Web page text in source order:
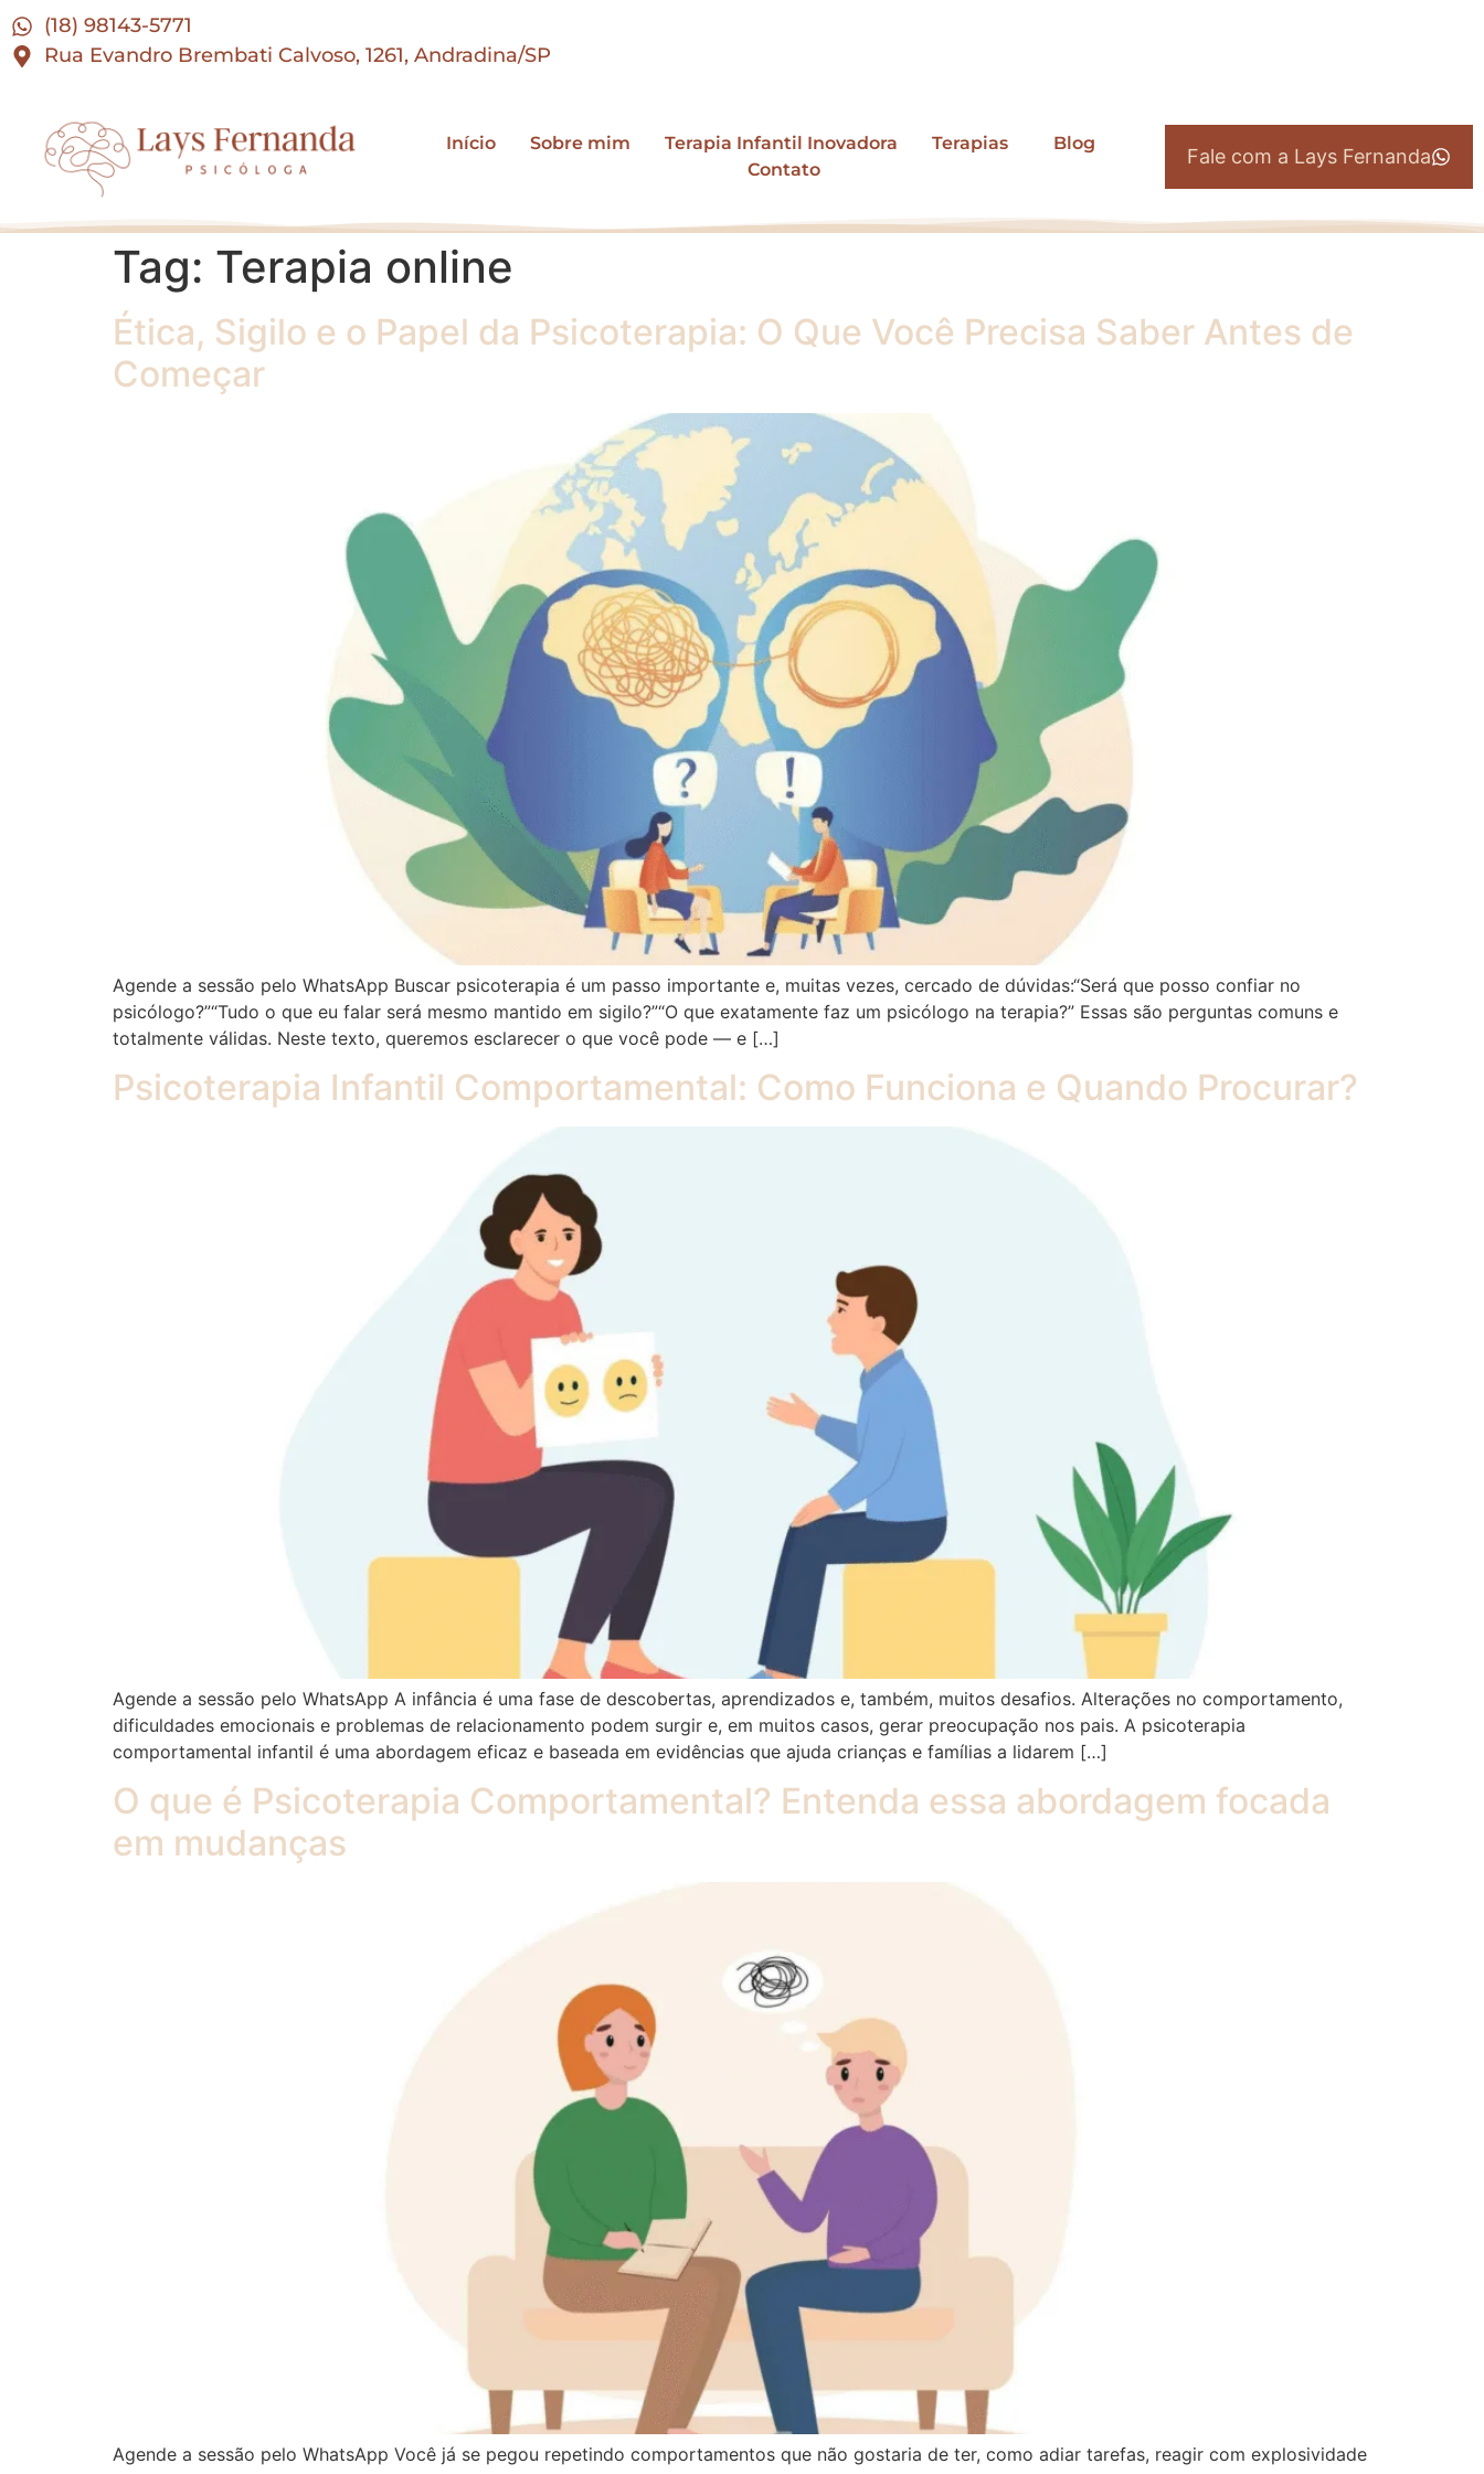
(18) 98143-5771
Rua Evandro Brembati Calvoso, 1261, Andradina/SP
Início Sobre mim Terapia Infantil Inovadora Terapias
Blog
Contato
Fale com a Lays Fernanda
Tag: Terapia online
Ética, Sigilo e o Papel da Psicoterapia: O Que Você Precisa Saber Antes de
Começar
Agende a sessão pelo WhatsApp Buscar psicoterapia é um passo importante e, muitas vezes, cercado de dúvidas:“Será que posso confiar no
psicólogo?”“Tudo o que eu falar será mesmo mantido em sigilo?”“O que exatamente faz um psicólogo na terapia?” Essas são perguntas comuns e
totalmente válidas. Neste texto, queremos esclarecer o que você pode — e […]
Psicoterapia Infantil Comportamental: Como Funciona e Quando Procurar?
Agende a sessão pelo WhatsApp A infância é uma fase de descobertas, aprendizados e, também, muitos desafios. Alterações no comportamento,
dificuldades emocionais e problemas de relacionamento podem surgir e, em muitos casos, gerar preocupação nos pais. A psicoterapia
comportamental infantil é uma abordagem eficaz e baseada em evidências que ajuda crianças e famílias a lidarem […]
O que é Psicoterapia Comportamental? Entenda essa abordagem focada
em mudanças
Agende a sessão pelo WhatsApp Você já se pegou repetindo comportamentos que não gostaria de ter, como adiar tarefas, reagir com explosividade